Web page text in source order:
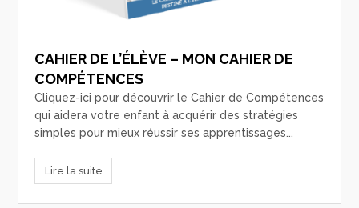
CAHIER DE L’ÉLÈVE – MON CAHIER DE
COMPÉTENCES
Cliquez-ici pour découvrir le Cahier de Compétences
qui aidera votre enfant à acquérir des stratégies
simples pour mieux réussir ses apprentissages...
Lire la suite